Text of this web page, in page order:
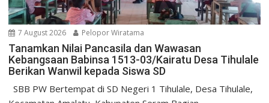
7 August 2026 Pelopor Wiratama
Tanamkan Nilai Pancasila dan Wawasan
Kebangsaan Babinsa 1513-03/Kairatu Desa Tihulale
Berikan Wanwil kepada Siswa SD
SBB PW Bertempat di SD Negeri 1 Tihulale, Desa Tihulale,